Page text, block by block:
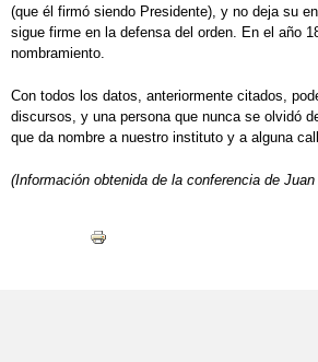
(que él firmó siendo Presidente), y no deja su
sigue firme en la defensa del orden. En el año
nombramiento.
Con todos los datos, anteriormente citados,
discursos, y una persona que nunca se olvidó
que da nombre a nuestro instituto y a alguna
(Información obtenida de la conferencia de